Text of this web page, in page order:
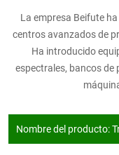
La empresa Beifute
centros avanzados de
Ha introducido
espectrales, bancos de